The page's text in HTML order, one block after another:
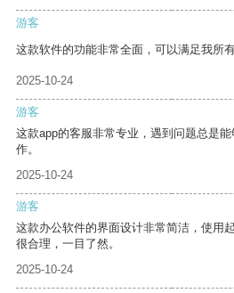
游客
这款软件的功能非常全面，可以满足我所有
2025-10-24
游客
这款app的客服非常专业，遇到问题总是
作。
2025-10-24
游客
这款办公软件的界面设计非常简洁，使用
很合理，一目了然。
2025-10-24